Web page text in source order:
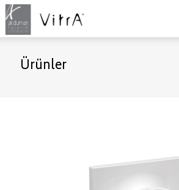
Ürünler